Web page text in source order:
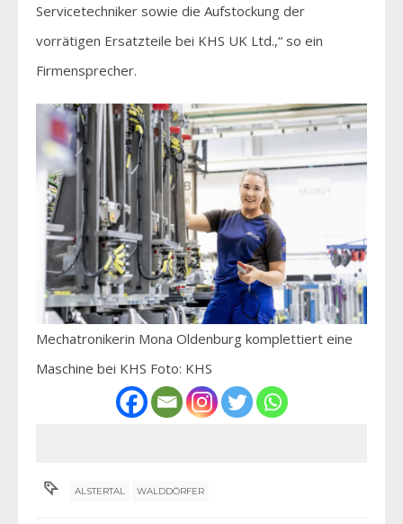
Servicetechniker sowie die Aufstockung der
vorrätigen Ersatzteile bei KHS UK Ltd.,“ so ein
Firmensprecher.
Mechatronikerin Mona Oldenburg komplettiert eine
Maschine bei KHS Foto: KHS
ALSTERTAL WALDDÖRFER